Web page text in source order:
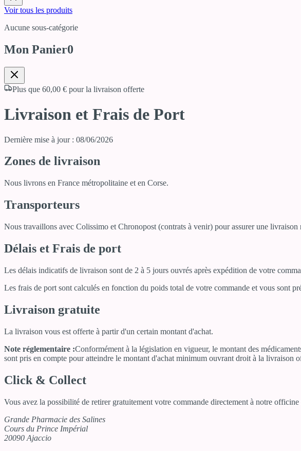
Voir tous les produits
Aucune sous-catégorie
Mon Panier0
Plus que 60,00 € pour la livraison offerte
Livraison et Frais de Port
Dernière mise à jour : 08/06/2026
Zones de livraison
Nous livrons en France métropolitaine et en Corse.
Transporteurs
Nous travaillons avec Colissimo et Chronopost (contrats à venir) pour assurer une livraison
Délais et Frais de port
Les délais indicatifs de livraison sont de 2 à 5 jours ouvrés après expédition de votre
Les frais de port sont calculés en fonction du poids total de votre commande et vous sont
Livraison gratuite
La livraison vous est offerte à partir d'un certain montant d'achat.
Note réglementaire :Conformément à la législation en vigueur, le montant des
sont pris en compte pour atteindre le montant d'achat minimum ouvrant droit à la livraison
Click & Collect
Vous avez la possibilité de retirer gratuitement votre commande directement à notre officine
Grande Pharmacie des Salines
Cours du Prince Impérial
20090 Ajaccio